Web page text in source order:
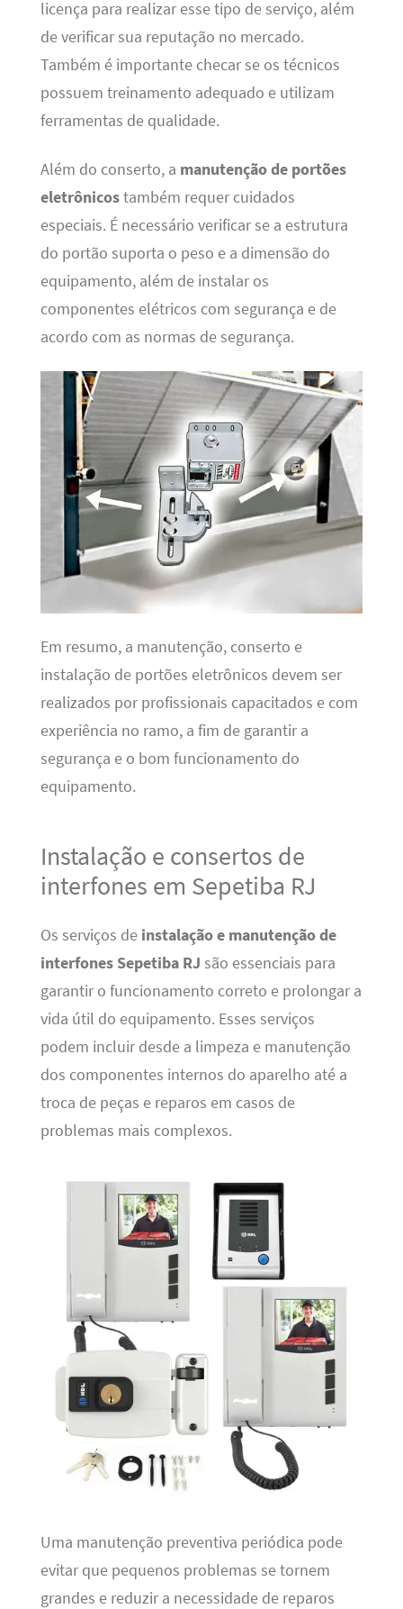
licença para realizar esse tipo de serviço, além
de verificar sua reputação no mercado.
Também é importante checar se os técnicos
possuem treinamento adequado e utilizam
ferramentas de qualidade.
Além do conserto, a manutenção de portões
eletrônicostambém requer cuidados
especiais. É necessário verificar se a estrutura
do portão suporta o peso e a dimensão do
equipamento, além de instalar os
componentes elétricos com segurança e de
acordo com as normas de segurança.
Em resumo, a manutenção, conserto e
instalação de portões eletrônicos devem ser
realizados por profissionais capacitados e com
experiência no ramo, a fim de garantir a
segurança e o bom funcionamento do
equipamento.
Instalação e consertos de
interfones em Sepetiba RJ
Os serviços de instalação e manutenção de
interfones Sepetiba RJ são essenciais para
garantir o funcionamento correto e prolongar a
vida útil do equipamento. Esses serviços
podem incluir desde a limpeza e manutenção
dos componentes internos do aparelho até a
troca de peças e reparos em casos de
problemas mais complexos.
Uma manutenção preventiva periódica pode
evitar que pequenos problemas se tornem
grandes e reduzir a necessidade de reparos